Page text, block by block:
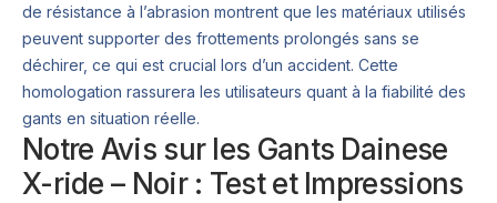
de résistance à l’abrasion montrent que les matériaux utilisés
peuvent supporter des frottements prolongés sans se
déchirer, ce qui est crucial lors d’un accident. Cette
homologation rassurera les utilisateurs quant à la fiabilité des
gants en situation réelle.
Notre Avis sur les Gants Dainese
X-ride – Noir : Test et Impressions